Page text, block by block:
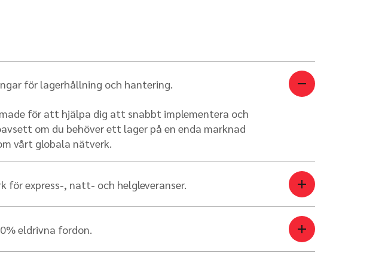
för lagerhållning och hantering.
för att hjälpa dig att snabbt implementera och
om du behöver ett lager på en enda marknad
vårt globala nätverk.
för express-, natt- och helgleveranser.
eldrivna fordon.